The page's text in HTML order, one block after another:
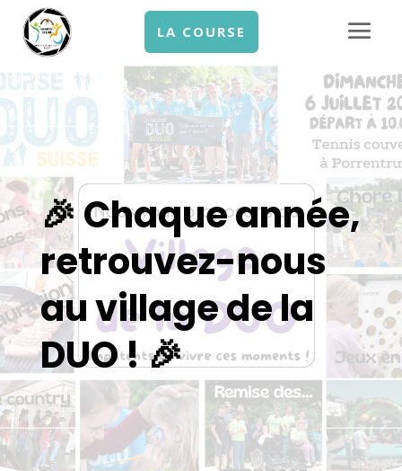
LA COURSE
🎉 Chaque année,
retrouvez-nous
au village de la
DUO ! 🎉